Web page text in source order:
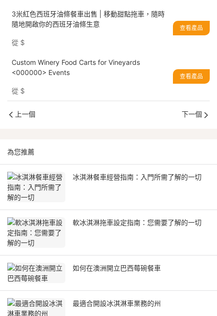
3米紅色西班牙油條餐車出售 | 移動甜點拖車，隨時
隨地開啟你的西班牙油條生意
從 $
查看產品
Custom Winery Food Carts for Vineyards
<000000> Events
從 $
查看產品
上一個 下一個
為您推薦
冰淇淋餐車經營指南：入門所需了解的一切
軟冰淇淋拖車設定指南：您需要了解的一切
如何在澳洲開立巴西莓碗餐車
最適合開設冰淇淋車業務的州